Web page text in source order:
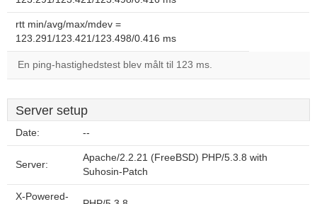
rtt min/avg/max/mdev =
123.291/123.421/123.498/0.416 ms
En ping-hastighedstest blev målt til 123 ms.
Server setup
Date: --
Server:
Apache/2.2.21 (FreeBSD) PHP/5.3.8 with
Suhosin-Patch
X-Powered-